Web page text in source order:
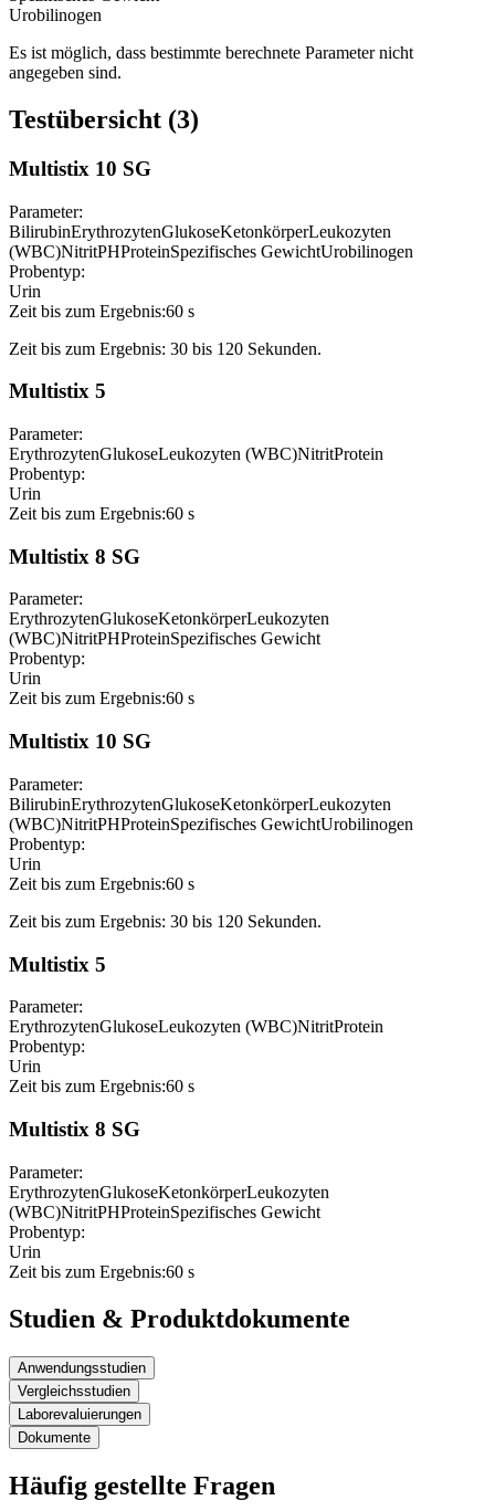
Urobilinogen
Es ist möglich, dass bestimmte berechnete Parameter nicht
angegeben sind.
Testübersicht (3)
Multistix 10 SG
Parameter:
BilirubinErythrozytenGlukoseKetonkörperLeukozyten
(WBC)NitritPHProteinSpezifisches GewichtUrobilinogen
Probentyp:
Urin
Zeit bis zum Ergebnis:60 s
Zeit bis zum Ergebnis: 30 bis 120 Sekunden.
Multistix 5
Parameter:
ErythrozytenGlukoseLeukozyten (WBC)NitritProtein
Probentyp:
Urin
Zeit bis zum Ergebnis:60 s
Multistix 8 SG
Parameter:
ErythrozytenGlukoseKetonkörperLeukozyten
(WBC)NitritPHProteinSpezifisches Gewicht
Probentyp:
Urin
Zeit bis zum Ergebnis:60 s
Multistix 10 SG
Parameter:
BilirubinErythrozytenGlukoseKetonkörperLeukozyten
(WBC)NitritPHProteinSpezifisches GewichtUrobilinogen
Probentyp:
Urin
Zeit bis zum Ergebnis:60 s
Zeit bis zum Ergebnis: 30 bis 120 Sekunden.
Multistix 5
Parameter:
ErythrozytenGlukoseLeukozyten (WBC)NitritProtein
Probentyp:
Urin
Zeit bis zum Ergebnis:60 s
Multistix 8 SG
Parameter:
ErythrozytenGlukoseKetonkörperLeukozyten
(WBC)NitritPHProteinSpezifisches Gewicht
Probentyp:
Urin
Zeit bis zum Ergebnis:60 s
Studien & Produktdokumente
Anwendungsstudien
Vergleichsstudien
Laborevaluierungen
Dokumente
Häufig gestellte Fragen